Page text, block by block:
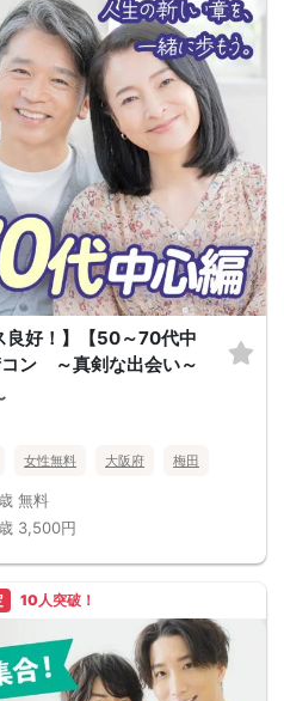
良好！】【50～70代中
ン ～真剣な出会い～
女性無料 大阪府 梅田
無料
3,500円
10人突破！